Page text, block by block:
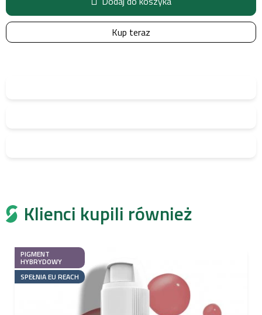
Kup teraz
Klienci kupili również
PIGMENT
HYBRYDOWY
SPEŁNIA EU REACH